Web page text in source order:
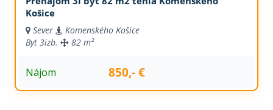
Košice
Sever
Komenského Košice
Byt 3izb. 82 m²
Nájom 850,- €